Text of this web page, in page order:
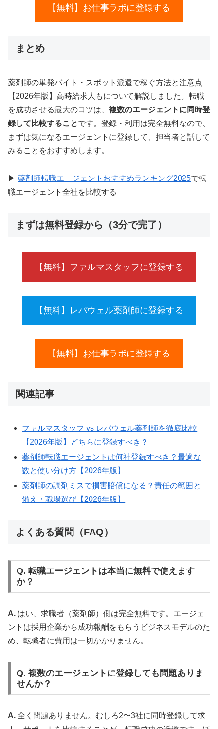
【無料】お仕事ラボに登録する
まとめ
薬剤師の単発バイト・スポット派遣で稼ぐ方法と注意点
【2026年版】高時給求人もについて解説しました。転職
を成功させる最大のコツは、 複数のエージェントに同時登
録して比較することです。登録・利用は完全無料なので、
まずは気になるエージェントに登録して、担当者と話して
みることをおすすめします。
▶ 薬剤師転職エージェントおすすめランキング2025で転
職エージェント全社を比較する
まずは無料登録から（3分で完了）
【無料】ファルマスタッフに登録する
【無料】レバウェル薬剤師に登録する
【無料】お仕事ラボに登録する
関連記事
ファルマスタッフ vs レバウェル薬剤師を徹底比較
【2026年版】どちらに登録すべき？
薬剤師転職エージェントは何社登録すべき？最適な
数と使い分け方【2026年版】
薬剤師の調剤ミスで損害賠償になる？責任の範囲と
備え・職場選び【2026年版】
よくある質問（FAQ）
Q. 転職エージェントは本当に無料で使えます
か？
A. はい、求職者（薬剤師）側は完全無料です。エージェ
ントは採用企業から成功報酬をもらうビジネスモデルのた
め、転職者に費用は一切かかりません。
Q. 複数のエージェントに登録しても問題ありま
せんか？
A. 全く問題ありません。むしろ2〜3社に同時登録して求